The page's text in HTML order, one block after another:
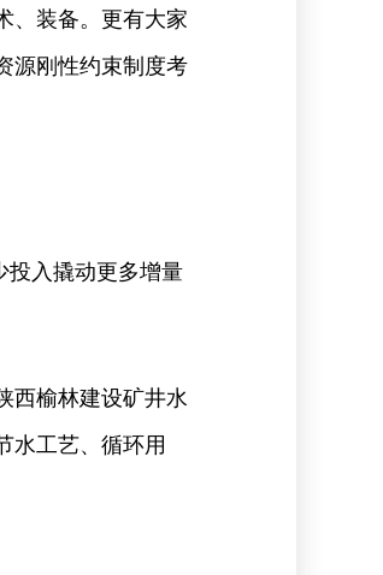
、装备。更有大家
源刚性约束制度考
投入撬动更多增量
西榆林建设矿井水
水工艺、循环用